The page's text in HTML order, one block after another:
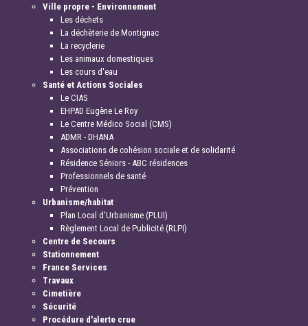
Ville propre - Environnement
Les déchets
La déchèterie de Montignac
La recyclerie
Les animaux domestiques
Les cours d'eau
Santé et Actions Sociales
Le CIAS
EHPAD Eugène Le Roy
Le Centre Médico Social (CMS)
ADMR - DHANA
Associations de cohésion sociale et de solidarité
Résidence Séniors - ABC résidences
Professionnels de santé
Prévention
Urbanisme/habitat
Plan Local d'Urbanisme (PLUI)
Règlement Local de Publicité (RLPI)
Centre de Secours
Stationnement
France Services
Travaux
Cimetière
Sécurité
Procédure d'alerte crue